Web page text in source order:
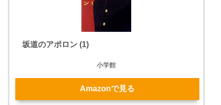
坂道のアポロン (1)
小学館
Amazonで見る